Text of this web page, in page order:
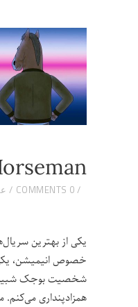
0 COMMENTS
یکی از بهترین
خصوص انیمیشن،
شخصیت بوجک شبیه
همزادپنداری